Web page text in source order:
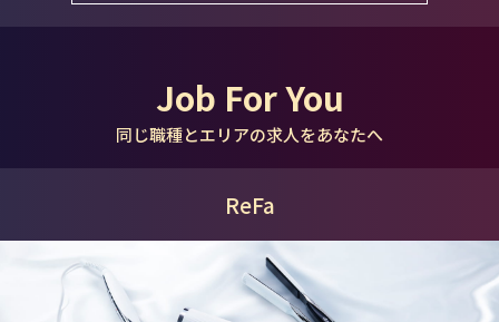
Job For You
同じ職種とエリアの求人をあなたへ
ReFa